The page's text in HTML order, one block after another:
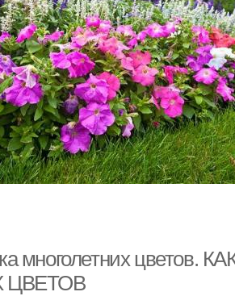
многолетних цветов.
ЦВЕТОВ